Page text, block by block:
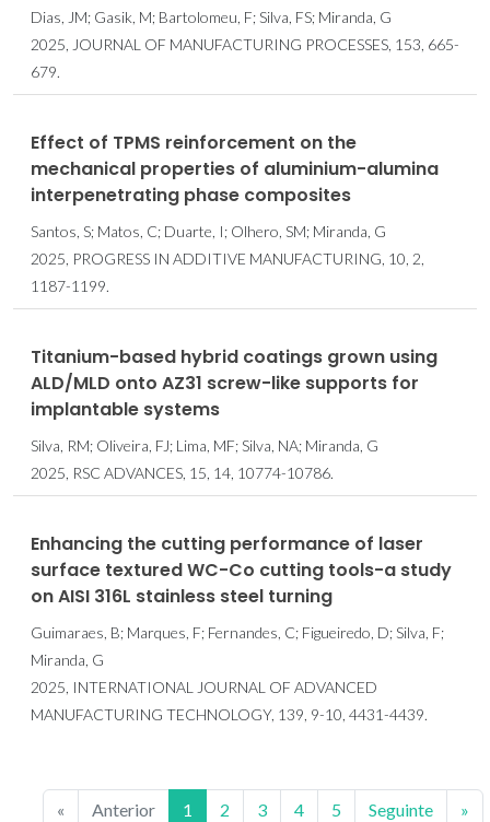
Dias, JM; Gasik, M; Bartolomeu, F; Silva, FS; Miranda, G
2025, JOURNAL OF MANUFACTURING PROCESSES, 153, 665-
679.
Effect of TPMS reinforcement on the
mechanical properties of aluminium-alumina
interpenetrating phase composites
Santos, S; Matos, C; Duarte, I; Olhero, SM; Miranda, G
2025, PROGRESS IN ADDITIVE MANUFACTURING, 10, 2,
1187-1199.
Titanium-based hybrid coatings grown using
ALD/MLD onto AZ31 screw-like supports for
implantable systems
Silva, RM; Oliveira, FJ; Lima, MF; Silva, NA; Miranda, G
2025, RSC ADVANCES, 15, 14, 10774-10786.
Enhancing the cutting performance of laser
surface textured WC-Co cutting tools-a study
on AISI 316L stainless steel turning
Guimaraes, B; Marques, F; Fernandes, C; Figueiredo, D; Silva, F;
Miranda, G
2025, INTERNATIONAL JOURNAL OF ADVANCED
MANUFACTURING TECHNOLOGY, 139, 9-10, 4431-4439.
« Anterior 1 2 3 4 5 Seguinte »